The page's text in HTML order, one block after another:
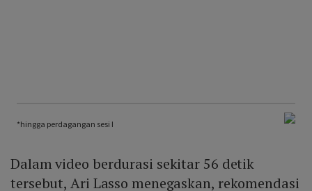
Dalam video berdurasi sekitar 56 detik
tersebut, Ari Lasso menegaskan, rekomendasi